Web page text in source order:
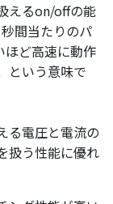
えるon/offの能
間当たりのパ
ど高速に動作
という意味で
る電圧と電流の
扱う性能に優れ